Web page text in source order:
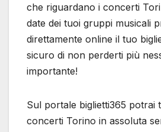
che hanno ancora
questo punto non dovrai
selezionare quello di tuo
subito procedere
riceverai i tuoi biglietti senza
Il portale è assolutamente